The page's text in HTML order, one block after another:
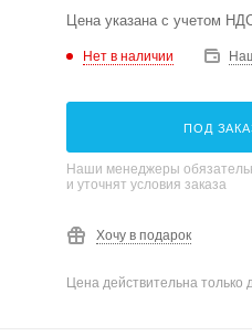
Цена указана с учетом
Нет в наличии
ПОД
Наши менеджеры
и уточнят условия заказа
Хочу в подарок
Цена действительна только